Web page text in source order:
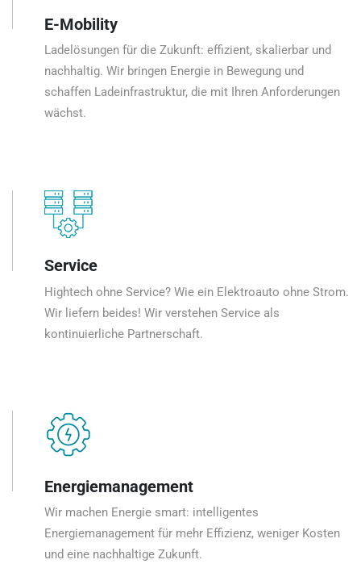
E-Mobility
Ladelösungen für die Zukunft: effizient, skalierbar und
nachhaltig. Wir bringen Energie in Bewegung und
schaffen Ladeinfrastruktur, die mit Ihren Anforderungen
wächst.
Service
Hightech ohne Service? Wie ein Elektroauto ohne Strom.
Wir liefern beides! Wir verstehen Service als
kontinuierliche Partnerschaft.
Energiemanagement
Wir machen Energie smart: intelligentes
Energiemanagement für mehr Effizienz, weniger Kosten
und eine nachhaltige Zukunft.